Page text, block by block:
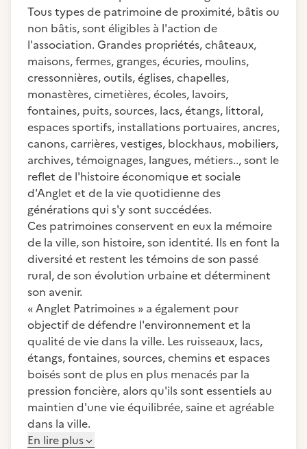
Tous types de patrimoine de proximité, bâtis ou
non bâtis, sont éligibles à l'action de
l'association. Grandes propriétés, châteaux,
maisons, fermes, granges, écuries, moulins,
cressonnières, outils, églises, chapelles,
monastères, cimetières, écoles, lavoirs,
fontaines, puits, sources, lacs, étangs, littoral,
espaces sportifs, installations portuaires, ancres,
canons, carrières, vestiges, blockhaus, mobiliers,
archives, témoignages, langues, métiers.., sont le
reflet de l'histoire économique et sociale
d'Anglet et de la vie quotidienne des
générations qui s'y sont succédées.
Ces patrimoines conservent en eux la mémoire
de la ville, son histoire, son identité. Ils en font la
diversité et restent les témoins de son passé
rural, de son évolution urbaine et déterminent
son avenir.
« Anglet Patrimoines » a également pour
objectif de défendre l'environnement et la
qualité de vie dans la ville. Les ruisseaux, lacs,
étangs, fontaines, sources, chemins et espaces
boisés sont de plus en plus menacés par la
pression foncière, alors qu'ils sont essentiels au
maintien d'une vie équilibrée, saine et agréable
dans la ville.
En lire plus